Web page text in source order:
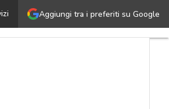
Aggiungi tra i preferiti su Google
degli Industrial Control